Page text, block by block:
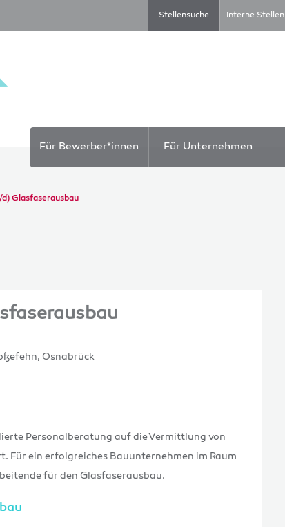
Stellensuche Interne Stellen
Für Bewerber*innen Für Unternehmen
Glasfaserausbau
Osnabrück
Personalberatung auf die Vermittlung von
Für ein erfolgreiches Bauunternehmen im Raum
für den Glasfaserausbau.